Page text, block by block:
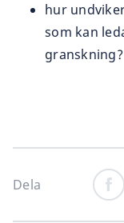
hur
som kan
granskning?
Dela